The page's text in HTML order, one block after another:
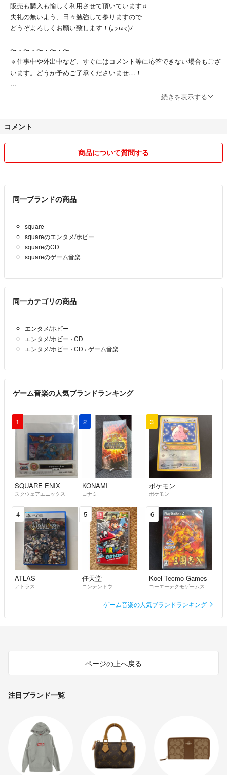
販売も購入も愉しく利用させて頂いています♫
失礼の無いよう、日々勉強して参りますので
どうぞよろしくお願い致します！(｡>ω<)ﾉ
〜・〜・〜・〜・〜
🔹仕事中や外出中など、すぐにはコメント等に応答できない場合もござ
います。どうか予めご了承くださいませ…！
🔸基本はゆうパケットポストにての発送です📮サイズが大きめの品物は
ねます。ご検討頂く過程での多少の金額交渉や質問等は受け付けており
ますので、コメントをお待ちしております(o^^o)
◎自宅には現在、喫煙者・ペットはおりません。
〜・〜・〜・〜・〜
【nausicaa84】
続きを表示する
コメント
商品について質問する
同一ブランドの商品
square
squareのエンタメ/ホビー
squareのCD
squareのゲーム音楽
同一カテゴリの商品
エンタメ/ホビー
エンタメ/ホビー › CD
エンタメ/ホビー › CD › ゲーム音楽
ゲーム音楽の人気ブランドランキング
1
SQUARE ENIX
スクウェアエニックス
2
KONAMI
コナミ
3
ポケモン
ポケモン
4
ATLAS
アトラス
5
任天堂
ニンテンドウ
6
Koei Tecmo Games
コーエーテクモゲームス
ゲーム音楽の人気ブランドランキング
ページの上へ戻る
注目ブランド一覧